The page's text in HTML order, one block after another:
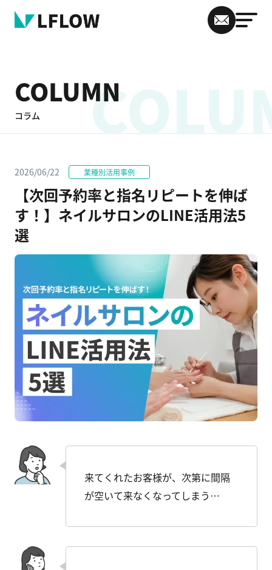
COLUMN
コラム
2026/06/22 業種別活用事例
【次回予約率と指名リピートを伸ば
す！】ネイルサロンのLINE活用法5
選
来てくれたお客様が、次第に間隔
が空いて来なくなってしまう…